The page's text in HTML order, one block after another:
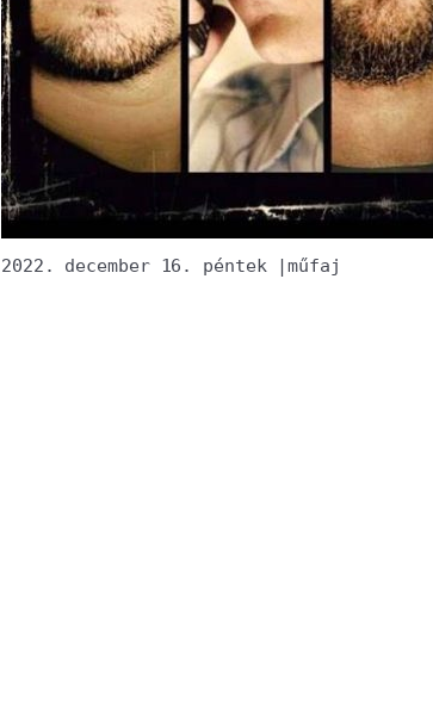
2022. december 16. péntek|műfaj